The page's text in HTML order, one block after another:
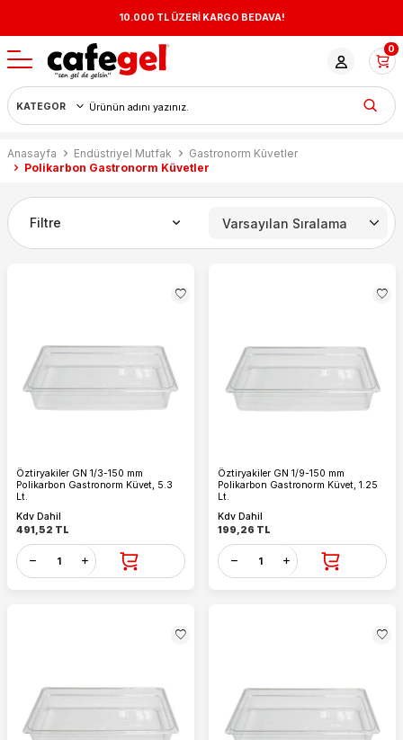
10.000 TL ÜZERİ KARGO BEDAVA!
0
Anasayfa Endüstriyel Mutfak
Gastronorm Küvetler
Polikarbon Gastronorm Küvetler
Filtre
Öztiryakiler GN 1/3-150 mm
Polikarbon Gastronorm Küvet, 5.3
Lt.
Kdv Dahil
491,52 TL
Öztiryakiler GN 1/9-150 mm
Polikarbon Gastronorm Küvet, 1.25
Lt.
Kdv Dahil
199,26 TL